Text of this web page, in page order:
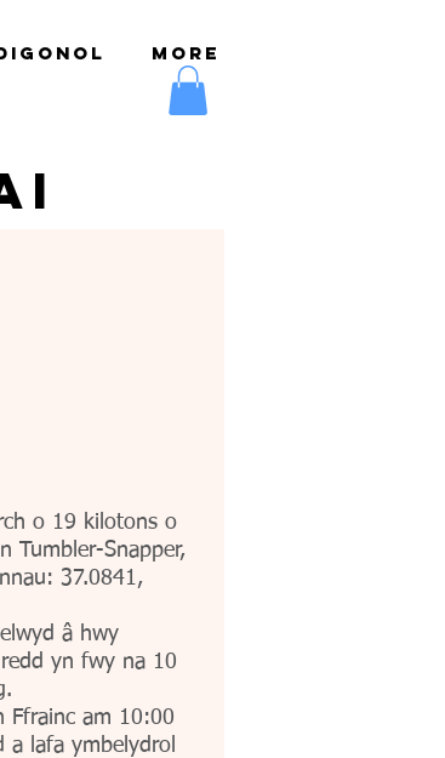
More
o 19 kilotons o
Tumbler-Snapper,
37.0841,
â hwy
yn fwy na 10
Ffrainc am 10:00
lafa ymbelydrol